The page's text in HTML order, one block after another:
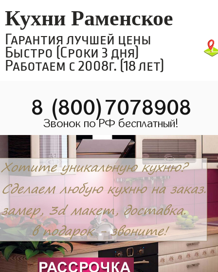
Кухни Раменское
Гарантия лучшей цены
Быстро (Сроки 3 дня)
Работаем с 2008г. (18 лет)
8 (800)7078908
Звонок по РФ бесплатный!